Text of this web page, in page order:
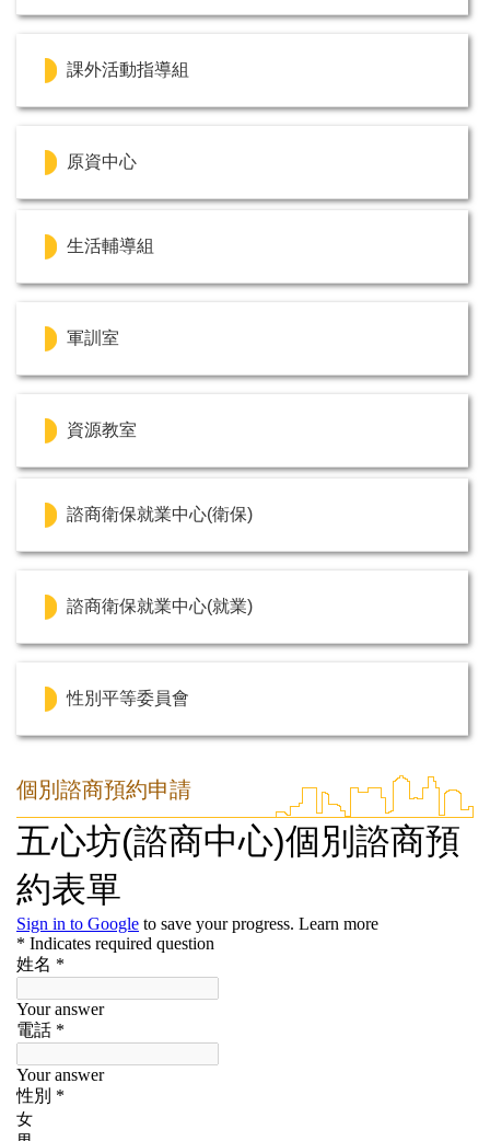
課外活動指導組
原資中心
生活輔導組
軍訓室
資源教室
諮商衛保就業中心(衛保)
諮商衛保就業中心(就業)
性別平等委員會
個別諮商預約申請